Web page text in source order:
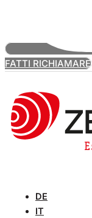
FATTI RICHIAMARE
DE
IT